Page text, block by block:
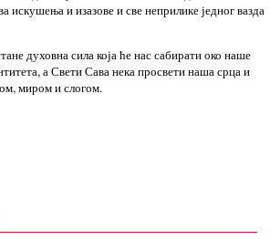
искушења и изазове и све неприлике једног вазда
духовна сила која ће нас сабирати око наше
а Свети Сава нека просвети наша срца и
миром и слогом.